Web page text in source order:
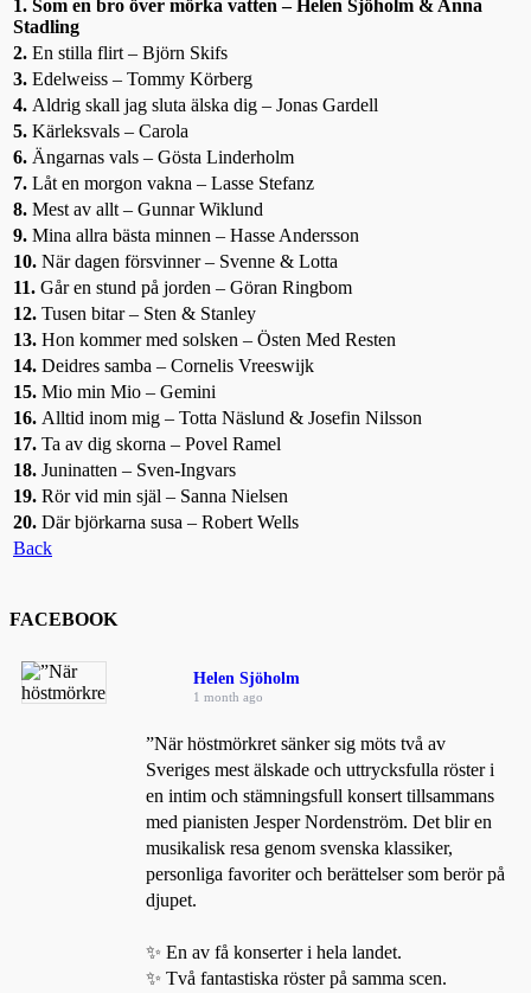
1. Som en bro över mörka vatten – Helen Sjöholm & Anna
Stadling
2. En stilla flirt – Björn Skifs
3. Edelweiss – Tommy Körberg
4. Aldrig skall jag sluta älska dig – Jonas Gardell
5. Kärleksvals – Carola
6. Ängarnas vals – Gösta Linderholm
7. Låt en morgon vakna – Lasse Stefanz
8. Mest av allt – Gunnar Wiklund
9. Mina allra bästa minnen – Hasse Andersson
10. När dagen försvinner – Svenne & Lotta
11. Går en stund på jorden – Göran Ringbom
12. Tusen bitar – Sten & Stanley
13. Hon kommer med solsken – Östen Med Resten
14. Deidres samba – Cornelis Vreeswijk
15. Mio min Mio – Gemini
16. Alltid inom mig – Totta Näslund & Josefin Nilsson
17. Ta av dig skorna – Povel Ramel
18. Juninatten – Sven-Ingvars
19. Rör vid min själ – Sanna Nielsen
20. Där björkarna susa – Robert Wells
Back
FACEBOOK
Helen Sjöholm
1 month ago
”När höstmörkret sänker sig möts två av
Sveriges mest älskade och uttrycksfulla röster i
en intim och stämningsfull konsert tillsammans
med pianisten Jesper Nordenström. Det blir en
musikalisk resa genom svenska klassiker,
personliga favoriter och berättelser som berör på
djupet.
✨ En av få konserter i hela landet.
✨ Två fantastiska röster på samma scen.